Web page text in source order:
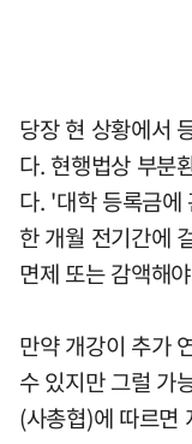
당장 현 상황에서
다. 현행법상 부분
다. '대학 등록금
한 개월 전기간에
면제 또는 감액해
만약 개강이 추가
수 있지만 그럴 가
(사총협)에 따르